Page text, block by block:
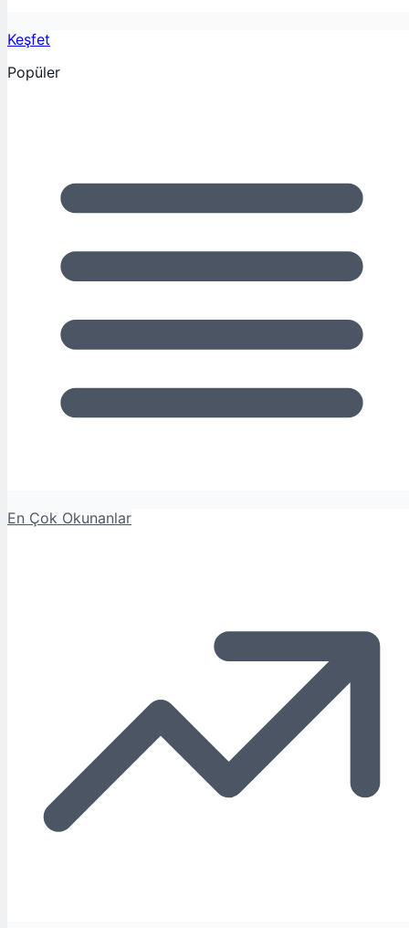
Keşfet
Popüler
En Çok Okunanlar